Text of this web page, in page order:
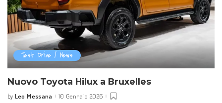
Test Drive / News
Nuovo Toyota Hilux a Bruxelles
by Leo Messana 10 Gennaio 2026